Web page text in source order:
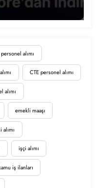
alımı
CTE personel alımı
alımı
emekli maaşı
işçi alımı
iş ilanları